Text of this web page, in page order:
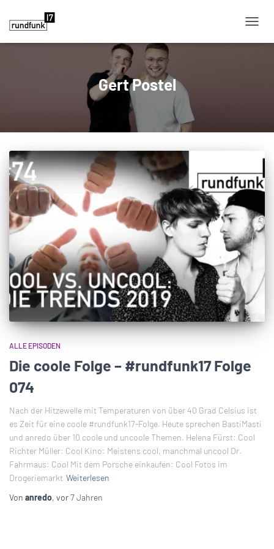
Gert Postel
ALLE EPISODEN
Die coole Folge – #rundfunk17 Folge
074
Nach der Hitzewelle mit Temperaturen von über 40 Grad Celsius ist
es Zeit für eine coole #rundfunk17-Folge. Heute sprechen BastiMasti
und anredo über 10 coole und uncoole Themen. Helena Fürst: Cool
Richter Müller: Cool Kino: Meistens cool, manchmal uncool Dr.
Fahrmaus: Cool Mit dem Porsche einkaufen: Cool Fotos im
Drogeriemarkt Weiterlesen
Von anredo, vor7 Jahren